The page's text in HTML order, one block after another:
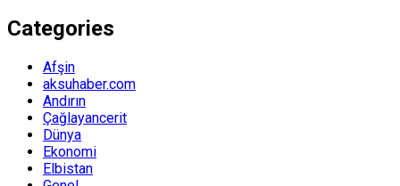
Categories
Afşin
aksuhaber.com
Andırın
Çağlayancerit
Dünya
Ekonomi
Elbistan